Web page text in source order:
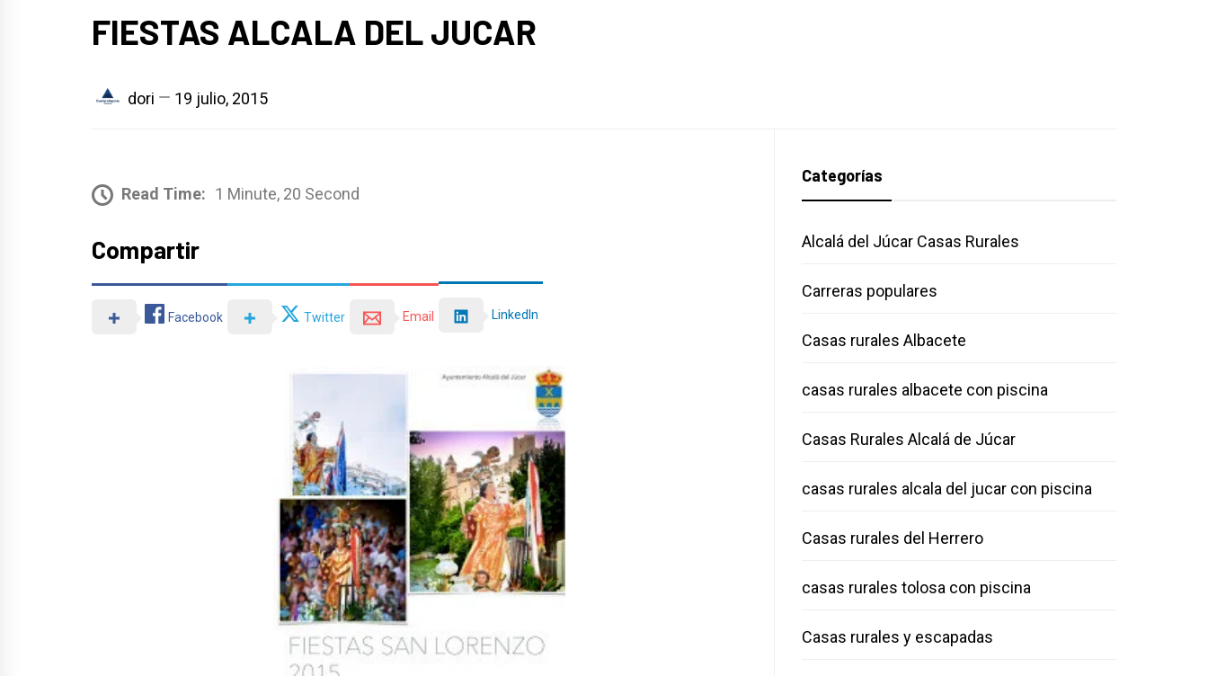
FIESTAS ALCALA DEL JUCAR
dori 19 julio, 2015
Read Time: 1 Minute, 20 Second
Compartir
Facebook Twitter Email LinkedIn
Categorías
Alcalá del Júcar Casas Rurales
Carreras populares
Casas rurales Albacete
casas rurales albacete con piscina
Casas Rurales Alcalá de Júcar
casas rurales alcala del jucar con piscina
Casas rurales del Herrero
casas rurales tolosa con piscina
Casas rurales y escapadas